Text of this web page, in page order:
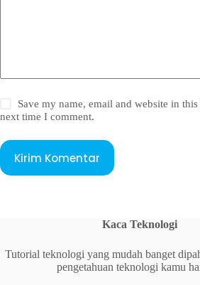
Save my name, email and website in
next time I comment.
Kirim Komentar
Kaca Teknologi
Tutorial teknologi yang mudah banget
pengetahuan teknologi kamu